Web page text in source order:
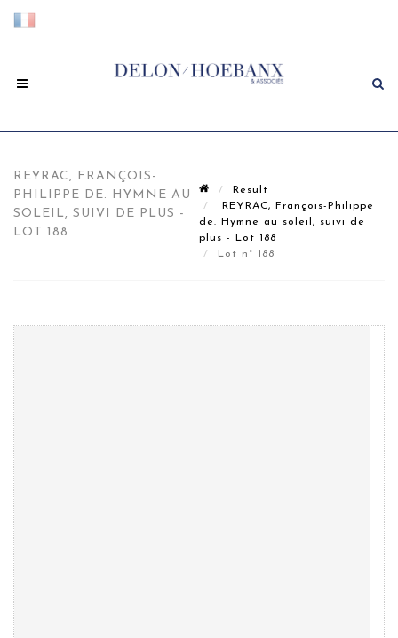
REYRAC, FRANÇOIS-
PHILIPPE DE. HYMNE AU
SOLEIL, SUIVI DE PLUS -
LOT 188
Result
REYRAC, François-Philippe
de. Hymne au soleil, suivi de
plus - Lot 188
Lot n° 188